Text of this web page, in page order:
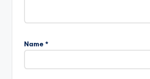
Name *